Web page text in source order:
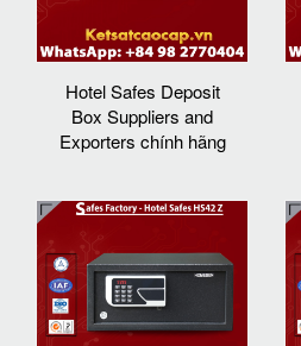
Hotel Safes Deposit
Box Suppliers and
Exporters chính hãng